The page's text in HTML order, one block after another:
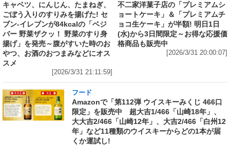
キャベツ、にんじん、たまねぎ、
ごぼう入りのすりみを揚げた! セ
ブン‐イレブンが84kcalの「ベジ
バー 野菜ザクッ！ 野菜のすり身
揚げ」を発売～腹がすいた時のお
やつ、お酒のおつまみなどにオス
スメ
[2026/3/31 21:11:59]
不二家洋菓子店の「プレミアムシ
ョートケーキ」＆「プレミアムチ
ョコ生ケーキ」が半額! 明日1日
(水)から3日間限定～お得な応援価
格商品も販売中
[2026/3/31 20:00:07]
フード
Amazonで「第112弾 ウイスキーみくじ 466口
限定」を販売中 超大吉1/466「山崎18年」、
大大吉2/466「山崎12年」、大吉2/466「白州12
年」など11種類のウイスキーからどの1本が届
くか運試し!